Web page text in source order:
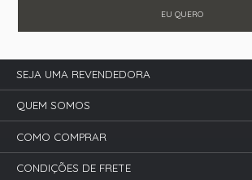
EU QUERO
SEJA UMA REVENDEDORA
QUEM SOMOS
COMO COMPRAR
CONDIÇÕES DE FRETE